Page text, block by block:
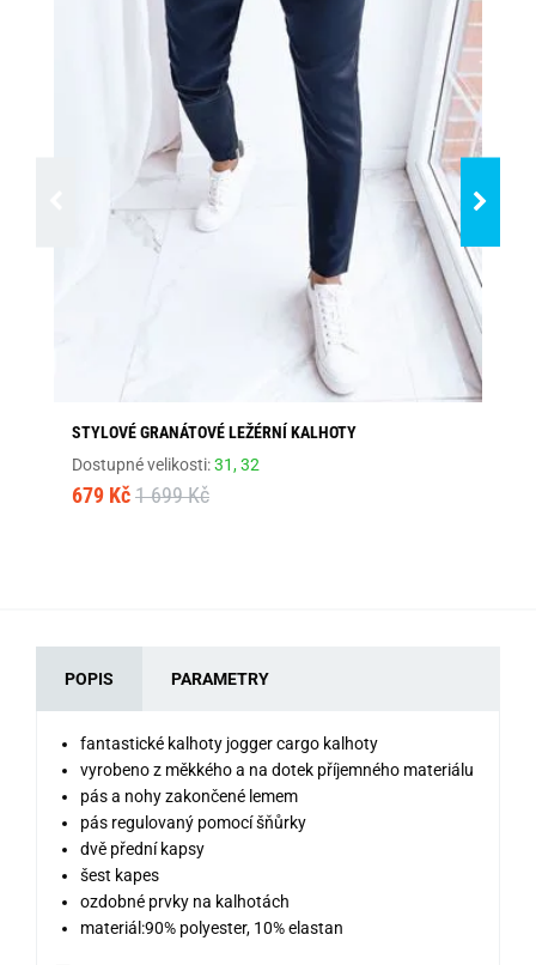
STYLOVÉ GRANÁTOVÉ LEŽÉRNÍ KALHOTY
Dostupné velikosti:31,32
679 Kč 1 699 Kč
POPIS PARAMETRY
fantastické kalhoty jogger cargo kalhoty
vyrobeno z měkkého a na dotek příjemného materiálu
pás a nohy zakončené lemem
pás regulovaný pomocí šňůrky
dvě přední kapsy
šest kapes
ozdobné prvky na kalhotách
materiál:90% polyester, 10% elastan